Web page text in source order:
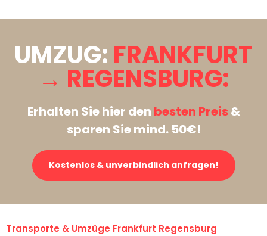
UMZUG: FRANKFURT
→ REGENSBURG:
Erhalten Sie hier den besten Preis&
sparen Sie mind. 50€!
Kostenlos & unverbindlich anfragen!
Transporte & Umzüge Frankfurt Regensburg